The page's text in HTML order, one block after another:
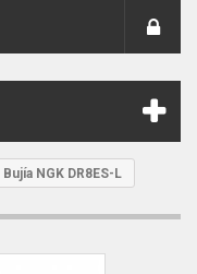
Bujía NGK DR8ES-L